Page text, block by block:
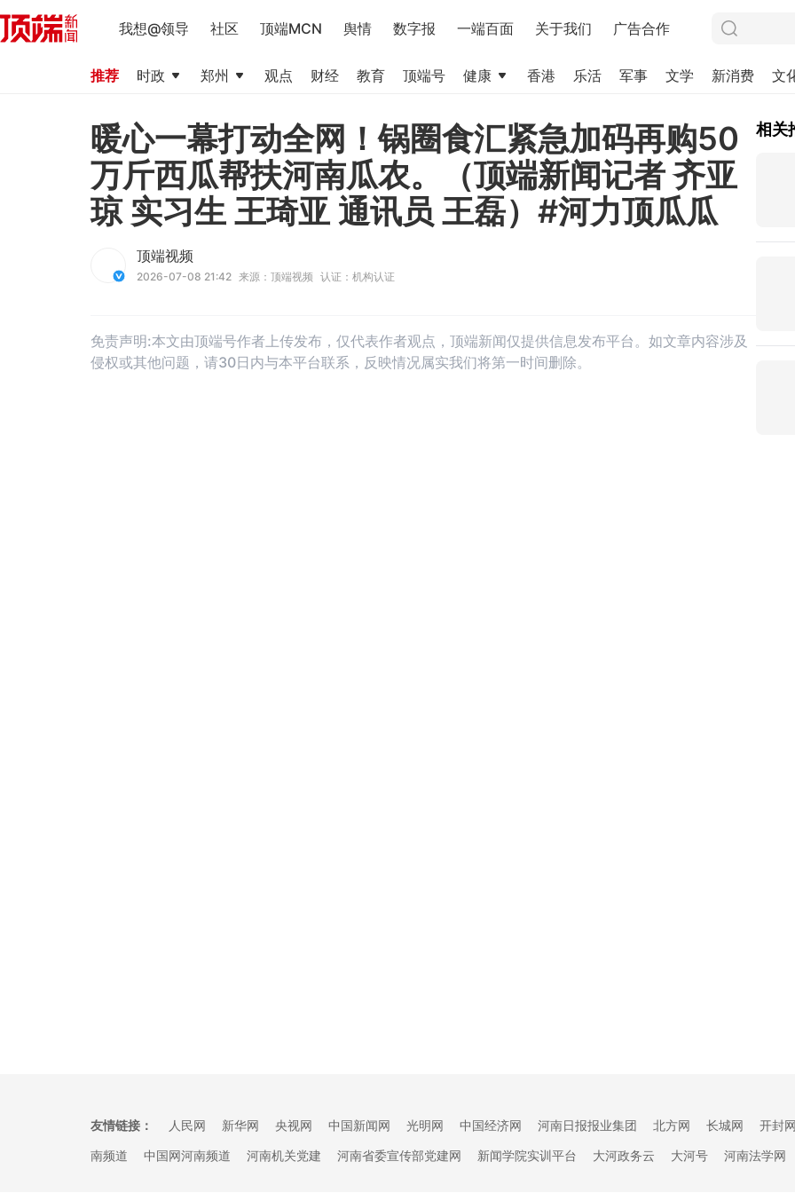
我想@领导 社区 顶端MCN 舆情 数字报 一端百面 关于我们 广告合作
推荐 时政 郑州 观点 财经 教育 顶端号 健康 香港 乐活 军事 文学 新消费 文
暖心一幕打动全网！锅圈食汇紧急加码再购50
万斤西瓜帮扶河南瓜农。（顶端新闻记者 齐亚
琼 实习生 王琦亚 通讯员 王磊）#河力顶瓜瓜
顶端视频
2026-07-08 21:42 来源：顶端视频 认证：机构认证
免责声明:本文由顶端号作者上传发布，仅代表作者观点，顶端新闻仅提供信息发布平台。如文章内容涉及
侵权或其他问题，请30日内与本平台联系，反映情况属实我们将第一时间删除。
相关
友情链接： 人民网 新华网 央视网 中国新闻网 光明网 中国经济网 河南日报报业集团 北方网 长城网 开封网
南频道
中国网河南频道 河南机关党建 河南省委宣传部党建网 新闻学院实训平台 大河政务云 大河号 河南法学网